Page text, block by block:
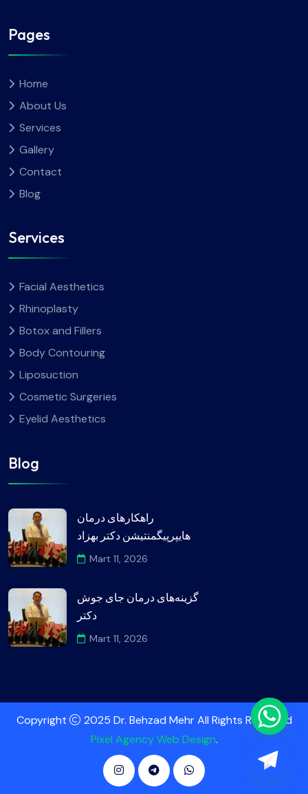
Pages
Home
About Us
Services
Gallery
Contact
Blog
Services
Facial Aesthetics
Rhinoplasty
Botox and Fillers
Body Contouring
Liposuction
Cosmetic Surgeries
Eyelid Aesthetics
Blog
راهکارهای درمان
هایپرپیگمنتیشن دکتر بهزاد
Mart 11, 2026
گزینه‌های درمان جای جوش
دکتر
Mart 11, 2026
Copyright
2025 Dr. Behzad Mehr All Rights Reserved
Pixel Agency Web Design.